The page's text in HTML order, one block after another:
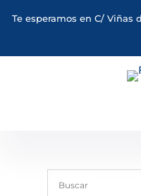
Te esperamos en C/ Viñas